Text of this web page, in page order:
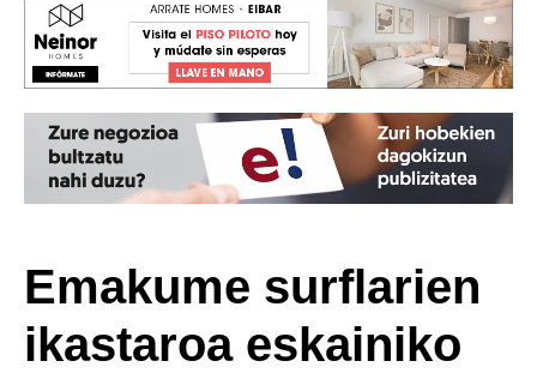
Emakume surflarien
ikastaroa eskainiko